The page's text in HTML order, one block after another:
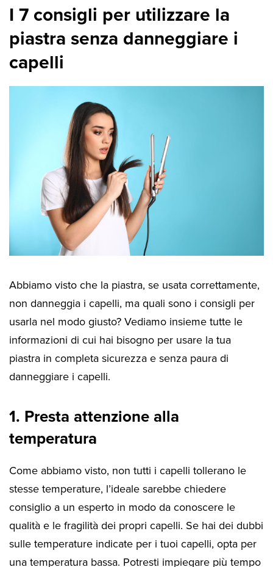
I 7 consigli per utilizzare la
piastra senza danneggiare i
capelli
Abbiamo visto che la piastra, se usata correttamente,
non danneggia i capelli, ma quali sono i consigli per
usarla nel modo giusto? Vediamo insieme tutte le
informazioni di cui hai bisogno per usare la tua
piastra in completa sicurezza e senza paura di
danneggiare i capelli.
1. Presta attenzione alla
temperatura
Come abbiamo visto, non tutti i capelli tollerano le
stesse temperature, l’ideale sarebbe chiedere
consiglio a un esperto in modo da conoscere le
qualità e le fragilità dei propri capelli. Se hai dei dubbi
sulle temperature indicate per i tuoi capelli, opta per
una temperatura bassa. Potresti impiegare più tempo